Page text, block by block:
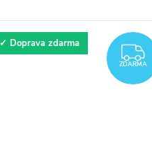
✓ Doprava zdarma
ZDARMA